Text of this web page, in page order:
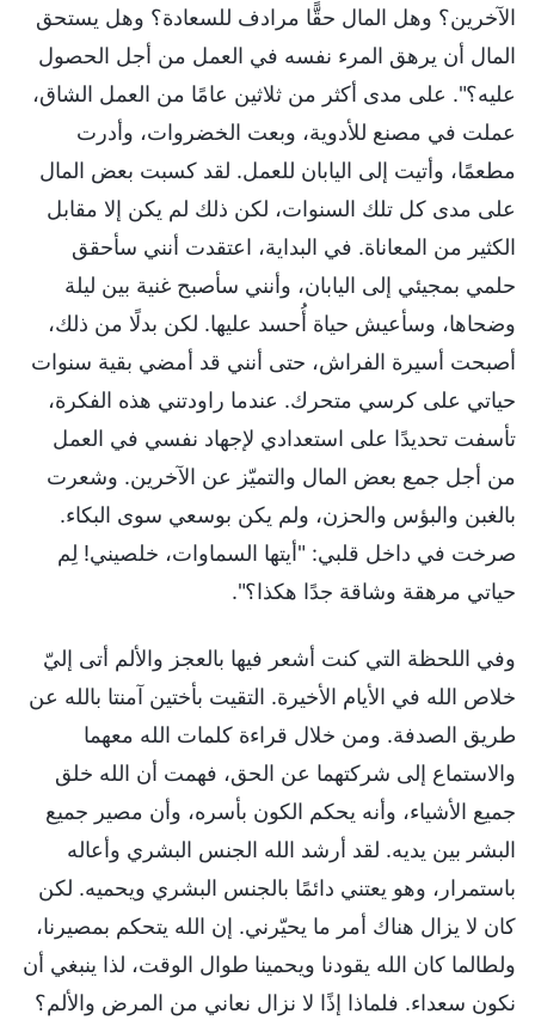
الآخرين؟ وهل المال حقًّا مرادف للسعادة؟ وهل يستحق
المال أن يرهق المرء نفسه في العمل من أجل الحصول
عليه؟". على مدى أكثر من ثلاثين عامًا من العمل الشاق،
عملت في مصنع للأدوية، وبعت الخضروات، وأدرت
مطعمًا، وأتيت إلى اليابان للعمل. لقد كسبت بعض المال
على مدى كل تلك السنوات، لكن ذلك لم يكن إلا مقابل
الكثير من المعاناة. في البداية، اعتقدت أنني سأحقق
حلمي بمجيئي إلى اليابان، وأنني سأصبح غنية بين ليلة
وضحاها، وسأعيش حياة أُحسد عليها. لكن بدلًا من ذلك،
أصبحت أسيرة الفراش، حتى أنني قد أمضي بقية سنوات
حياتي على كرسي متحرك. عندما راودتني هذه الفكرة،
تأسفت تحديدًا على استعدادي لإجهاد نفسي في العمل
من أجل جمع بعض المال والتميّز عن الآخرين. وشعرت
بالغبن والبؤس والحزن، ولم يكن بوسعي سوى البكاء.
صرخت في داخل قلبي: "أيتها السماوات، خلصيني! لِم
حياتي مرهقة وشاقة جدًا هكذا؟".
وفي اللحظة التي كنت أشعر فيها بالعجز والألم أتى إليّ
خلاص الله في الأيام الأخيرة. التقيت بأختين آمنتا بالله عن
طريق الصدفة. ومن خلال قراءة كلمات الله معهما
والاستماع إلى شركتهما عن الحق، فهمت أن الله خلق
جميع الأشياء، وأنه يحكم الكون بأسره، وأن مصير جميع
البشر بين يديه. لقد أرشد الله الجنس البشري وأعاله
باستمرار، وهو يعتني دائمًا بالجنس البشري ويحميه. لكن
كان لا يزال هناك أمر ما يحيّرني. إن الله يتحكم بمصيرنا،
ولطالما كان الله يقودنا ويحمينا طوال الوقت، لذا ينبغي أن
نكون سعداء. فلماذا إذًا لا نزال نعاني من المرض والألم؟